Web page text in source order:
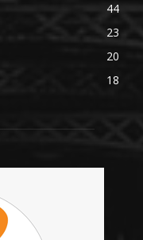
44
23
20
18